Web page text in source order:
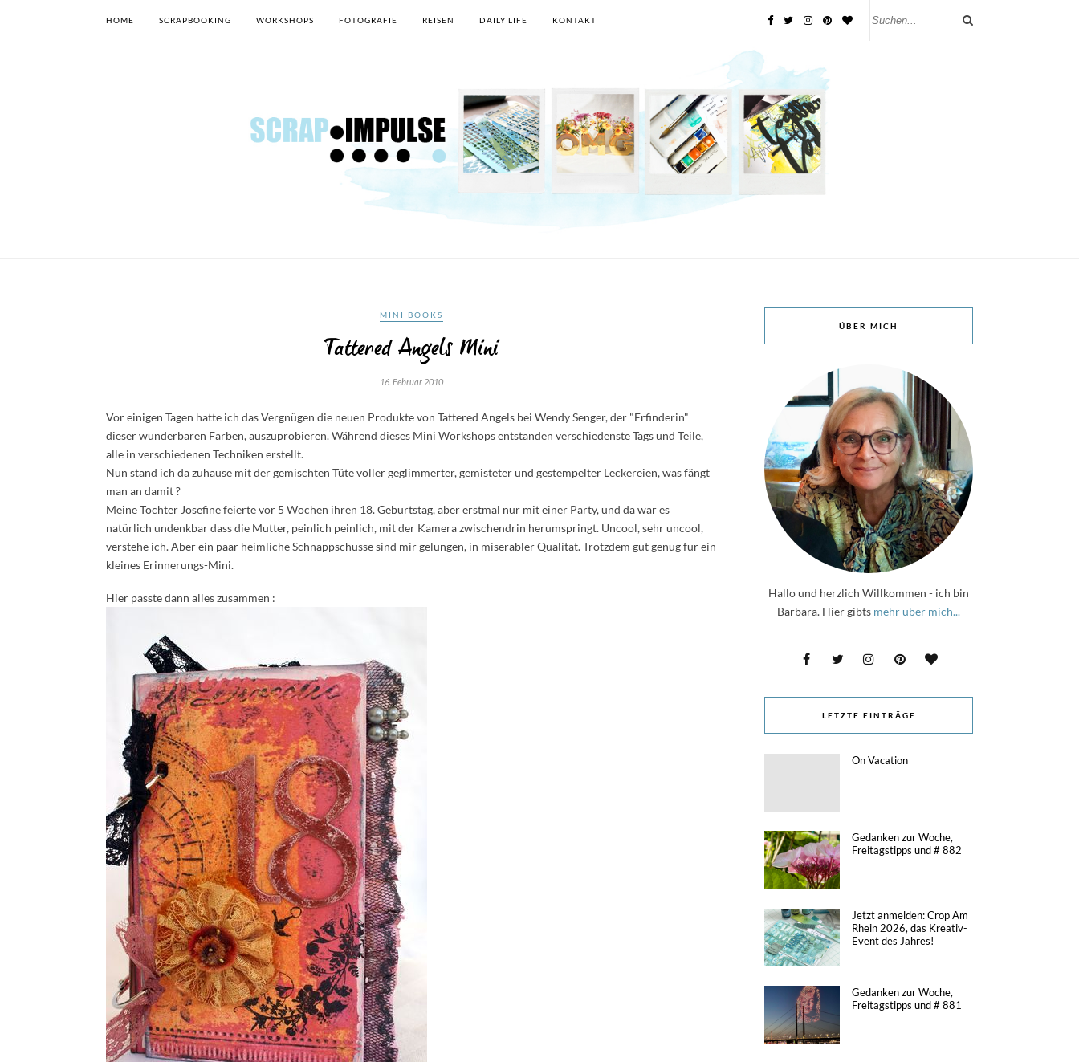
HOME SCRAPBOOKING WORKSHOPS FOTOGRAFIE REISEN DAILY LIFE KONTAKT
MINI BOOKS
Tattered Angels Mini
16. Februar 2010
Vor einigen Tagen hatte ich das Vergnügen die neuen Produkte von Tattered Angels bei Wendy Senger, der "Erfinderin"
dieser wunderbaren Farben, auszuprobieren. Während dieses Mini Workshops entstanden verschiedenste Tags und Teile,
alle in verschiedenen Techniken erstellt.
Nun stand ich da zuhause mit der gemischten Tüte voller geglimmerter, gemisteter und gestempelter Leckereien, was fängt
man an damit ?
Meine Tochter Josefine feierte vor 5 Wochen ihren 18. Geburtstag, aber erstmal nur mit einer Party, und da war es
natürlich undenkbar dass die Mutter, peinlich peinlich, mit der Kamera zwischendrin herumspringt. Uncool, sehr uncool,
verstehe ich. Aber ein paar heimliche Schnappschüsse sind mir gelungen, in miserabler Qualität. Trotzdem gut genug für ein
kleines Erinnerungs-Mini.
Hier passte dann alles zusammen :
ÜBER MICH
Hallo und herzlich Willkommen - ich bin
Barbara. Hier gibts mehr über mich...
LETZTE EINTRÄGE
On Vacation
Gedanken zur Woche,
Freitagstipps und # 882
Jetzt anmelden: Crop Am
Rhein 2026, das Kreativ-
Event des Jahres!
Gedanken zur Woche,
Freitagstipps und # 881